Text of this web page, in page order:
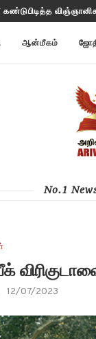
கண்காணிக்கிறது
ஆன்மீகம்
No.1
12/07/2023